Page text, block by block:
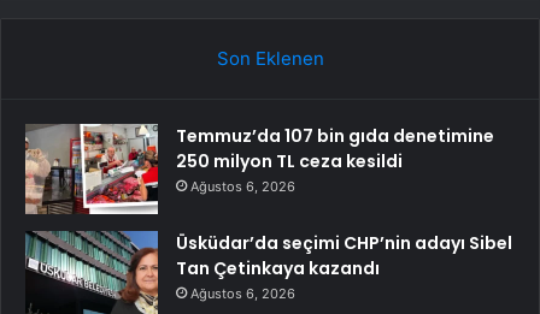
Son Eklenen
Temmuz’da 107 bin gıda denetimine
250 milyon TL ceza kesildi
Ağustos 6, 2026
Üsküdar’da seçimi CHP’nin adayı Sibel
Tan Çetinkaya kazandı
Ağustos 6, 2026